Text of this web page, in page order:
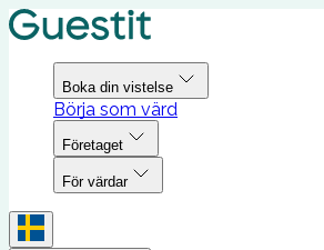
Boka din vistelse
Börja som värd
Företaget
För värdar